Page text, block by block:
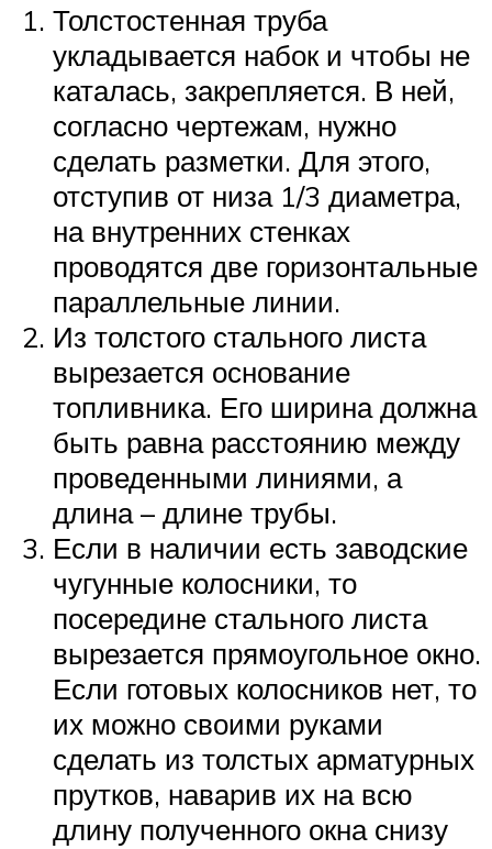
Толстостенная труба
укладывается набок и чтобы не
каталась, закрепляется. В ней,
согласно чертежам, нужно
сделать разметки. Для этого,
отступив от низа 1/3 диаметра,
на внутренних стенках
проводятся две горизонтальные
параллельные линии.
Из толстого стального листа
вырезается основание
топливника. Его ширина должна
быть равна расстоянию между
проведенными линиями, а
длина – длине трубы.
Если в наличии есть заводские
чугунные колосники, то
посередине стального листа
вырезается прямоугольное окно.
Если готовых колосников нет, то
их можно своими руками
сделать из толстых арматурных
прутков, наварив их на всю
длину полученного окна снизу